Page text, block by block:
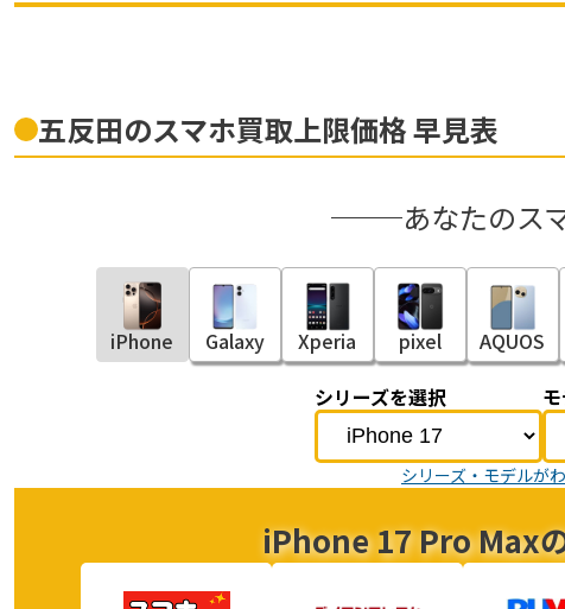
五反田のスマホ買取上限価格 早見表
あなたのス
iPhone Galaxy Xperia pixel AQUOS
シリーズを選択
シリーズ・モデルが
iPhone 17 Pro Max